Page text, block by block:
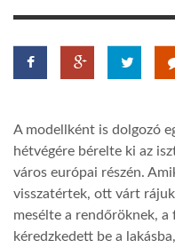
DOBRAVERO.HU
GLOBOBOOK
A modellként is dolgozó
hétvégére bérelte ki az
város európai részén.
visszatértek, ott várt
mesélte a rendőröknek, a
kéredzkedett be a